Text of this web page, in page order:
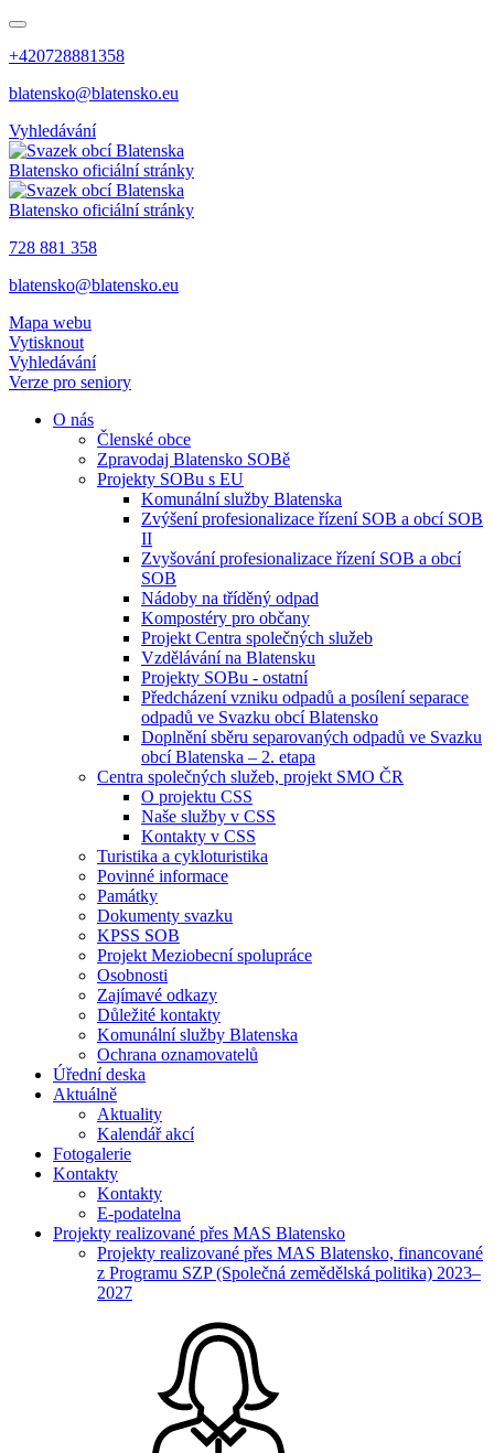
+420728881358
blatensko@blatensko.eu
Vyhledávání
Blatensko oficiální stránky
Blatensko oficiální stránky
728 881 358
blatensko@blatensko.eu
Mapa webu
Vytisknout
Vyhledávání
Verze pro seniory
O nás
Členské obce
Zpravodaj Blatensko SOBě
Projekty SOBu s EU
Komunální služby Blatenska
Zvýšení profesionalizace řízení SOB a obcí SOB
II
Zvyšování profesionalizace řízení SOB a obcí
SOB
Nádoby na tříděný odpad
Kompostéry pro občany
Projekt Centra společných služeb
Vzdělávání na Blatensku
Projekty SOBu - ostatní
Předcházení vzniku odpadů a posílení separace
odpadů ve Svazku obcí Blatensko
Doplnění sběru separovaných odpadů ve Svazku
obcí Blatenska – 2. etapa
Centra společných služeb, projekt SMO ČR
O projektu CSS
Naše služby v CSS
Kontakty v CSS
Turistika a cykloturistika
Povinné informace
Památky
Dokumenty svazku
KPSS SOB
Projekt Meziobecní spolupráce
Osobnosti
Zajímavé odkazy
Důležité kontakty
Komunální služby Blatenska
Ochrana oznamovatelů
Úřední deska
Aktuálně
Aktuality
Kalendář akcí
Fotogalerie
Kontakty
Kontakty
E-podatelna
Projekty realizované přes MAS Blatensko
Projekty realizované přes MAS Blatensko, financované
z Programu SZP (Společná zemědělská politika) 2023–
2027